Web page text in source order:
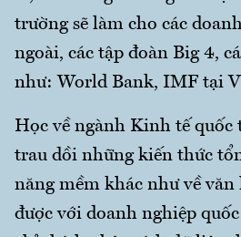
trường sẽ làm cho các
ngoài, các tập đoàn Big 4,
như: World Bank, IMF tại
Học về ngành Kinh tế quốc
trau dồi những kiến thức
năng mềm khác như về văn
được với doanh nghiệp